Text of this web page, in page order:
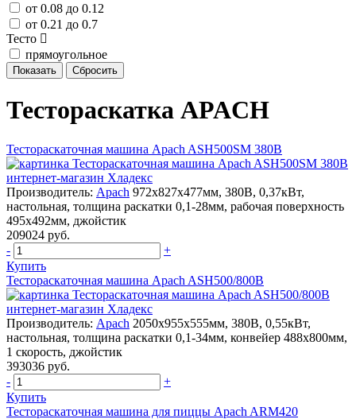
от 0.08 до 0.12
от 0.21 до 0.7
Тесто
прямоугольное
Тестораскатка APACH
Тестораскаточная машина Apach ASH500SM 380В
Производитель: Apach 972х827х477мм, 380В, 0,37кВт,
настольная, толщина раскатки 0,1-28мм, рабочая поверхность
495х492мм, джойстик
209024 руб.
-
+
Купить
Тестораскаточная машина Apach ASH500/800B
Производитель: Apach 2050х955х555мм, 380В, 0,55кВт,
настольная, толщина раскатки 0,1-34мм, конвейер 488х800мм,
1 скорость, джойстик
393036 руб.
-
+
Купить
Тестораскаточная машина для пиццы Apach ARM420